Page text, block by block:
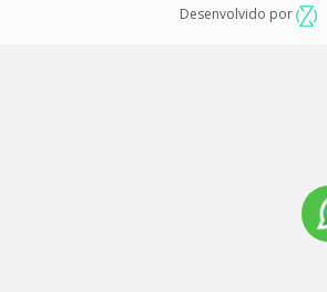
Desenvolvido por